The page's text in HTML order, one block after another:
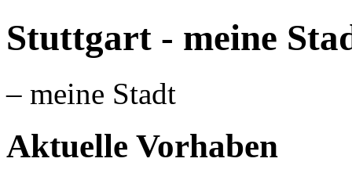
Stuttgart - meine
– meine Stadt
Aktuelle Vorhaben